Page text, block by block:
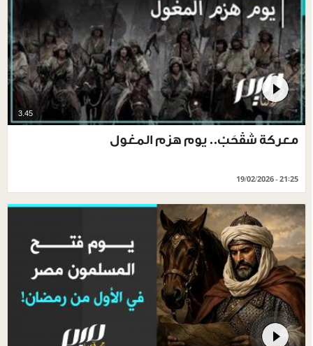
3.45
معركة شَقْحَبْ.. يوم هزم المغول
19/02/2026 - 21:25